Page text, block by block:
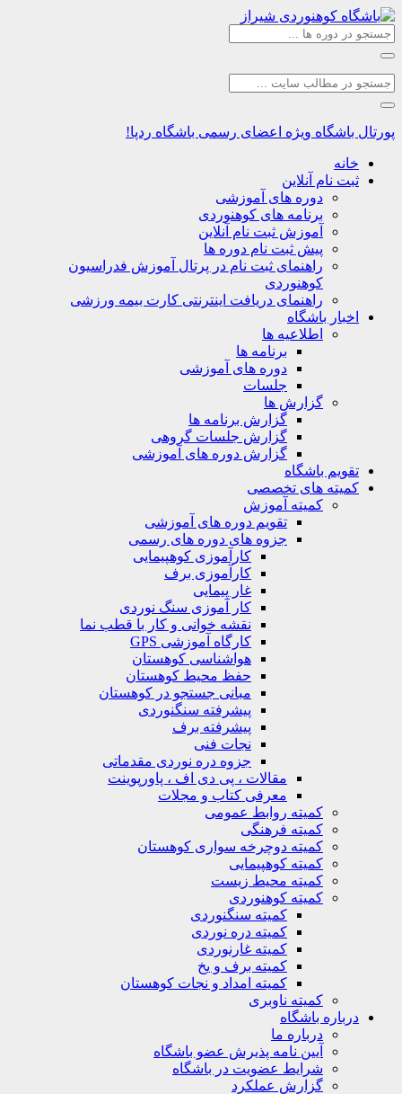
ویژه اعضای رسمی باشگاه ردپا!
نام آنلاین
دوره های آموزشی
برنامه های کوهنوردی
آموزش ثبت نام آنلاین
پیش ثبت نام دوره ها
راهنمای ثبت نام در پرتال آموزش فدراسیون
کوهنوردی
راهنمای دریافت اینترنتی کارت بیمه ورزشی
باشگاه
اطلاعیه ها
برنامه ها
دوره های آموزشی
جلسات
گزارش ها
گزارش برنامه ها
گزارش جلسات گروهی
گزارش دوره های آموزشی
باشگاه
های تخصصی
کمیته آموزش
تقویم دوره های آموزشی
جزوه های دوره های رسمی
کارآموزی کوهپیمایی
کارآموزی برف
غار پیمایی
کار آموزی سنگ نوردی
نقشه خوانی و کار با قطب نما
کارگاه آموزشی GPS
هواشناسی کوهستان
حفظ محیط کوهستان
مبانی جستجو در کوهستان
پیشرفته سنگنوردی
پیشرفته برف
نجات فنی
جزوه دره نوردی مقدماتی
مقالات ، پی دی اف ، پاورپوینت
معرفی کتاب و مجلات
کمیته روابط عمومی
کمیته فرهنگی
کمیته دوچرخه سواری کوهستان
کمیته کوهپیمایی
کمیته محیط زیست
کمیته کوهنوردی
کمیته سنگنوردی
کمیته دره نوردی
کمیته غارنوردی
کمیته برف و یخ
کمیته امداد و نجات کوهستان
کمیته ناوبری
باشگاه
درباره ما
آیین نامه پذیرش عضو باشگاه
شرایط عضویت در باشگاه
گزارش عملکرد